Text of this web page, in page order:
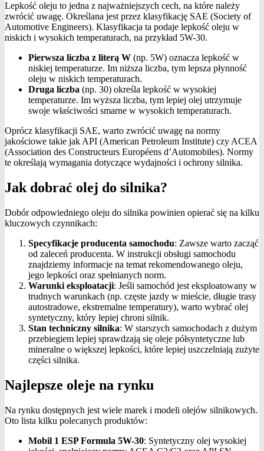
Lepkość oleju to jedna z najważniejszych cech, na które należy
zwrócić uwagę. Określana jest przez klasyfikację SAE (Society of
Automotive Engineers). Klasyfikacja ta podaje lepkość oleju w
niskich i wysokich temperaturach, na przykład 5W-30.
Pierwsza liczba z literą W (np. 5W) oznacza lepkość w
niskiej temperaturze. Im niższa liczba, tym lepsza płynność
oleju w niskich temperaturach.
Druga liczba (np. 30) określa lepkość w wysokiej
temperaturze. Im wyższa liczba, tym lepiej olej utrzymuje
swoje właściwości smarne w wysokich temperaturach.
Oprócz klasyfikacji SAE, warto zwrócić uwagę na normy
jakościowe takie jak API (American Petroleum Institute) czy ACEA
(Association des Constructeurs Européens d’Automobiles). Normy
te określają wymagania dotyczące wydajności i ochrony silnika.
Jak dobrać olej do silnika?
Dobór odpowiedniego oleju do silnika powinien opierać się na kilku
kluczowych czynnikach:
Specyfikacje producenta samochodu: Zawsze warto zacząć
od zaleceń producenta. W instrukcji obsługi samochodu
znajdziemy informacje na temat rekomendowanego oleju,
jego lepkości oraz spełnianych norm.
Warunki eksploatacji: Jeśli samochód jest eksploatowany w
trudnych warunkach (np. częste jazdy w mieście, długie trasy
autostradowe, ekstremalne temperatury), warto wybrać olej
syntetyczny, który lepiej chroni silnik.
Stan techniczny silnika: W starszych samochodach z dużym
przebiegiem lepiej sprawdzają się oleje półsyntetyczne lub
mineralne o większej lepkości, które lepiej uszczelniają zużyte
części silnika.
Najlepsze oleje na rynku
Na rynku dostępnych jest wiele marek i modeli olejów silnikowych.
Oto lista kilku polecanych produktów:
Mobil 1 ESP Formula 5W-30: Syntetyczny olej wysokiej